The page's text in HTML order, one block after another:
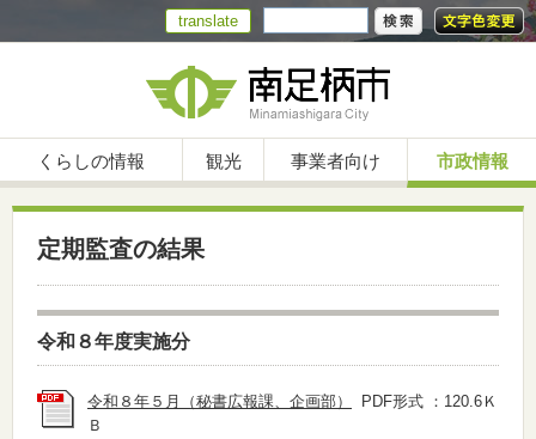
translate
くらしの情報 観光 事業者向け 市政情報
定期監査の結果
令和８年度実施分
令和８年５月（秘書広報課、企画部）
PDF形式 ：120.6Ｋ
Ｂ